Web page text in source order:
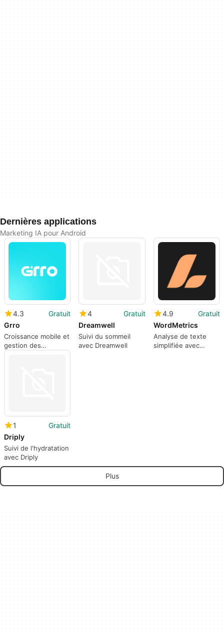
Dernières applications
Marketing IA pour Android
4.3
Gratuit
Grro
Croissance mobile et
gestion des
prospects pour les
4
Gratuit
Dreamwell
Suivi du sommeil
avec Dreamwell
4.9
Gratuit
WordMetrics
Analyse de texte
simplifiée avec
1
Gratuit
Driply
Suivi de l'hydratation
avec Driply
Plus